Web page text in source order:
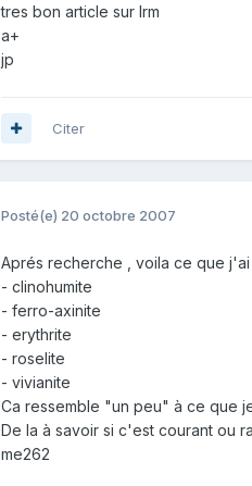
tres bon article sur lrm
a+
jp
Citer
Posté(e) 20 octobre 2007
Aprés recherche , voila ce que j'ai
- clinohumite
- ferro-axinite
- erythrite
- roselite
- vivianite
Ca ressemble "un peu" à ce que
De la à savoir si c'est courant ou
me262